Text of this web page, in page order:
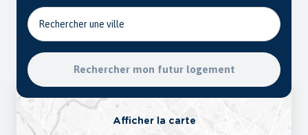
Rechercher une ville
Rechercher mon futur logement
Afficher la carte